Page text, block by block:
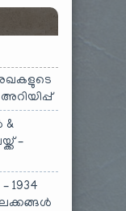
&
–
1934